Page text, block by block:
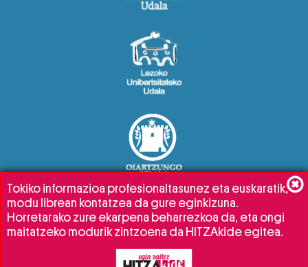
Tokiko informazioa profesionaltasunez eta euskaratik,
modu librean kontatzea da gure eginkizuna.
Horretarako zure ekarpena beharrezkoa da, eta ongi
maitatzeko modurik zintzoena da HITZAkide egitea.